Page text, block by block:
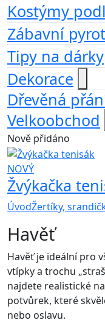
Kostýmy
Zábavní
Tipy na dárky
Dekorace
Dřevěná
Velkoobchod
Nově přidáno
NOVÝ
Žvýkačka
ÚvodŽertíky,
Havěť
Havěť je ideální pro
vtípky a trochu
najdete realistické
potvůrek, které
nebo oslavu.